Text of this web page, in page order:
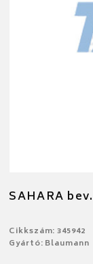
SAHARA
Cikkszám: 345942
Gyártó: Blaumann